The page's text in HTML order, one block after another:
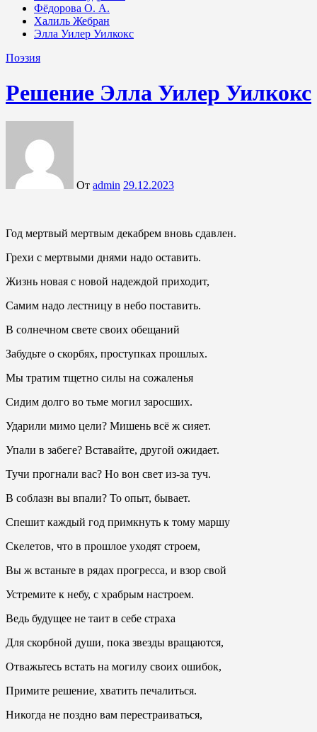
Фёдорова О. А.
Халиль Жебран
Элла Уилер Уилкокс
Поэзия
Решение Элла Уилер Уилкокс
От admin 29.12.2023
Год мертвый мертвым декабрем вновь сдавлен.
Грехи с мертвыми днями надо оставить.
Жизнь новая с новой надеждой приходит,
Самим надо лестницу в небо поставить.
В солнечном свете своих обещаний
Забудьте о скорбях, проступках прошлых.
Мы тратим тщетно силы на сожаленья
Сидим долго во тьме могил заросших.
Ударили мимо цели? Мишень всё ж сияет.
Упали в забеге? Вставайте, другой ожидает.
Тучи прогнали вас? Но вон свет из-за туч.
В соблазн вы впали? То опыт, бывает.
Спешит каждый год примкнуть к тому маршу
Скелетов, что в прошлое уходят строем,
Вы ж встаньте в рядах прогресса, и взор свой
Устремите к небу, с храбрым настроем.
Ведь будущее не таит в себе страха
Для скорбной души, пока звезды вращаются,
Отважьтесь встать на могилу своих ошибок,
Примите решение, хватить печалиться.
Никогда не поздно вам перестраиваться,